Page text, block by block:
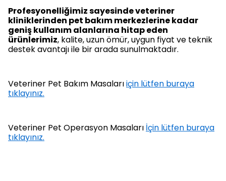
Profesyonelliğimiz sayesinde veteriner
kliniklerinden pet bakım merkezlerine kadar
geniş kullanım alanlarına hitap eden
ürünlerimiz, kalite, uzun ömür, uygun fiyat ve teknik
destek avantajı ile bir arada sunulmaktadır.
Veteriner Pet Bakım Masalarıiçin lütfen buraya
tıklayınız.
Veteriner Pet Operasyon Masaları İçin lütfen buraya
tıklayınız.